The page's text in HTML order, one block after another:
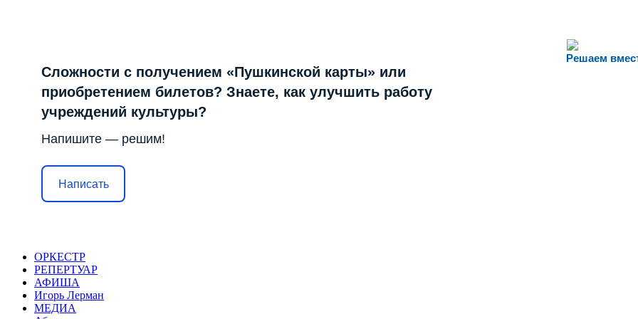
Решаем
Сложности с получением «Пушкинской карты» или
приобретением билетов? Знаете, как улучшить работу
учреждений культуры?
Напишите — решим!
Написать
ОРКЕСТР
РЕПЕРТУАР
АФИША
Игорь Лерман
МЕДИА